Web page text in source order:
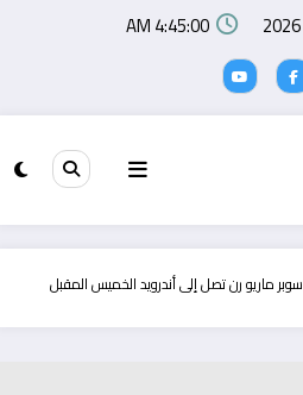
4:45:00 AM
سوبر ماريو رن تصل إلى أندرويد الخميس المقبل